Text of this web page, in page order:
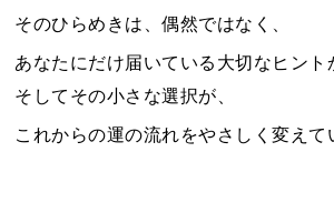
そのひらめきは、偶然ではなく、
あなたにだけ届いている大切なヒント
そしてその小さな選択が、
これからの運の流れをやさしく変えて